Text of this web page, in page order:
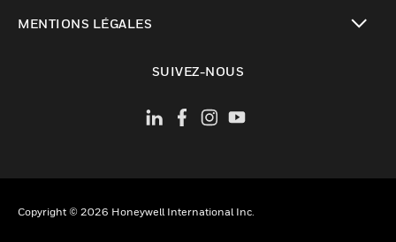
MENTIONS LÉGALES
SUIVEZ-NOUS
Copyright © 2026 Honeywell International Inc.